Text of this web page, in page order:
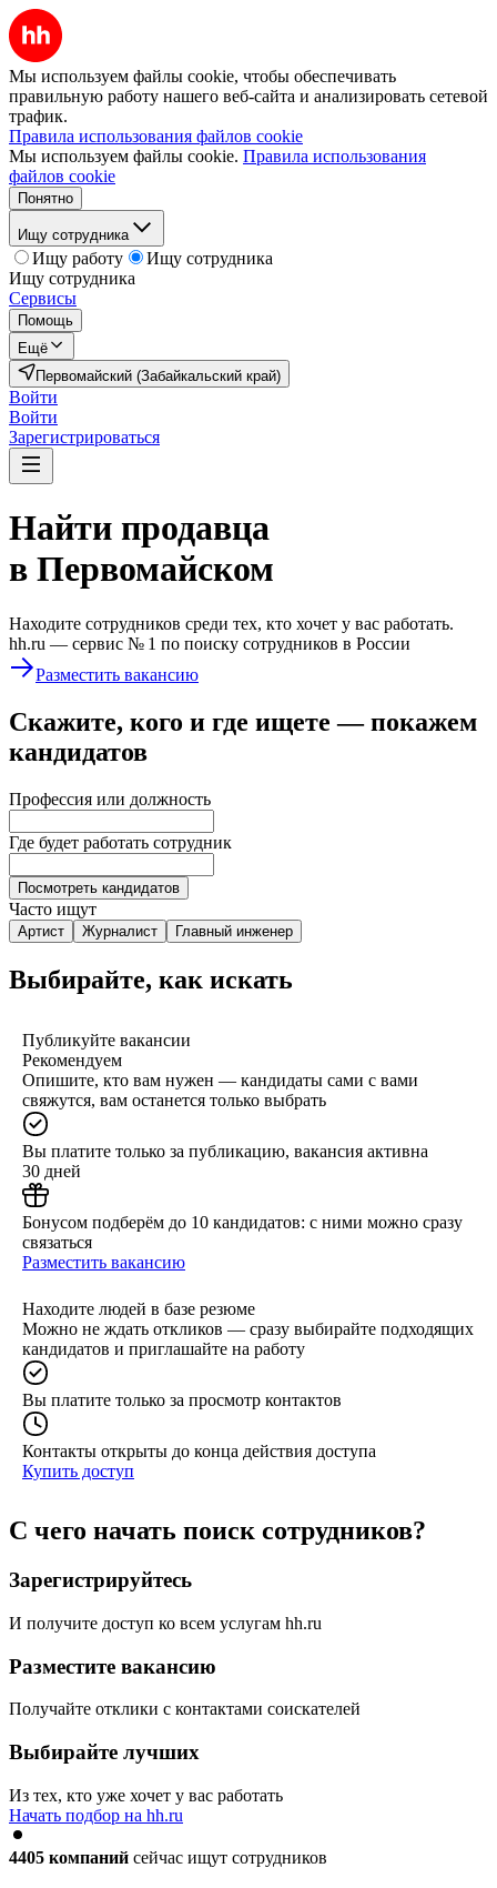
Мы используем файлы cookie, чтобы обеспечивать
правильную работу нашего веб-сайта и анализировать сетевой
трафик.
Правила использования файлов cookie
Мы используем файлы cookie. Правила использования
файлов cookie
Понятно
Ищу сотрудника
Ищу работу
Ищу сотрудника
Ищу сотрудника
Сервисы
Помощь
Ещё
Первомайский (Забайкальский край)
Войти
Войти
Зарегистрироваться
Найти продавца
в Первомайском
Находите сотрудников среди тех, кто хочет у вас работать.
hh.ru — сервис № 1 по поиску сотрудников в России
Разместить вакансию
Скажите, кого и где ищете — покажем
кандидатов
Профессия или должность
Где будет работать сотрудник
Посмотреть кандидатов
Часто ищут
Артист Журналист Главный инженер
Выбирайте, как искать
Публикуйте вакансии
Рекомендуем
Опишите, кто вам нужен — кандидаты сами с вами
свяжутся, вам останется только выбрать
Вы платите только за публикацию, вакансия активна
30 дней
Бонусом подберём до 10 кандидатов: с ними можно сразу
связаться
Разместить вакансию
Находите людей в базе резюме
Можно не ждать откликов — сразу выбирайте подходящих
кандидатов и приглашайте на работу
Вы платите только за просмотр контактов
Контакты открыты до конца действия доступа
Купить доступ
С чего начать поиск сотрудников?
Зарегистрируйтесь
И получите доступ ко всем услугам hh.ru
Разместите вакансию
Получайте отклики с контактами соискателей
Выбирайте лучших
Из тех, кто уже хочет у вас работать
Начать подбор на hh.ru
4405 компаний сейчас ищут сотрудников